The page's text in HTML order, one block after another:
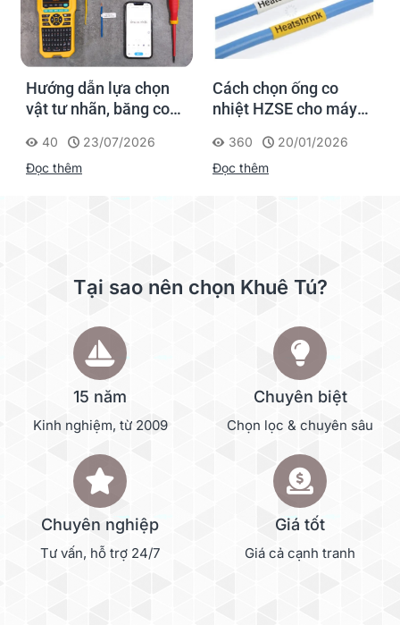
Hướng dẫn lựa chọn
vật tư nhãn, băng co
Supvan G15M Pro
40
23/07/2026
Đọc thêm
Cách chọn ống co
nhiệt HZSE cho máy in
360
20/01/2026
Đọc thêm
Tại sao nên chọn Khuê Tú?
15 năm
Kinh nghiệm, từ 2009
Chuyên biệt
Chọn lọc & chuyên sâu
Chuyên nghiệp
Tư vấn, hỗ trợ 24/7
Giá tốt
Giá cả cạnh tranh